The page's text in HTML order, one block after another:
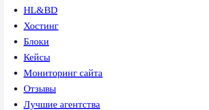
HL&BD
Хостинг
Блоки
Кейсы
Мониторинг сайта
Отзывы
Лучшие агентства